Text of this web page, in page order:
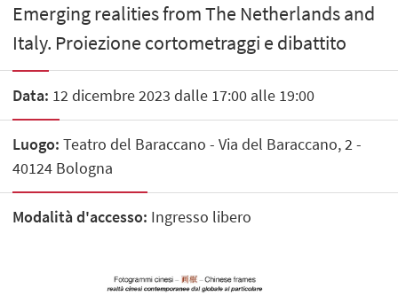
Emerging realities from The Netherlands and
Italy. Proiezione cortometraggi e dibattito
Data: 12 dicembre 2023 dalle 17:00 alle 19:00
Luogo: Teatro del Baraccano - Via del Baraccano, 2 -
40124 Bologna
Modalità d'accesso: Ingresso libero